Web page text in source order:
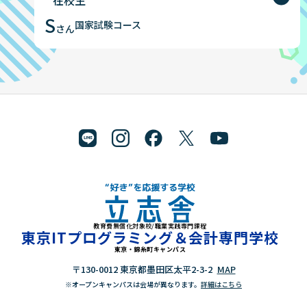
Sさん国家試験コース
"好き"を応援する学校 立志舎
教育費無償化対象校/職業実践専門課程
東京ITプログラミング＆会計専門学校
東京・錦糸町キャンパス
〒130-0012 東京都墨田区太平2-3-2 MAP
※オープンキャンパスは会場が異なります。 詳細はこちら